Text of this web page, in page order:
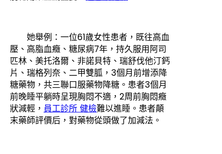
她舉例：一位61歲女性患者，既往高血
壓、高脂血癥、糖尿病7年，持久服用阿司
匹林、美托洛爾、非諾貝特、瑞舒伐他汀鈣
片、瑞格列奈、二甲雙胍，3個月前增添降
糖藥物，共三聯口服藥物降糖。患者3個月
前晚睡平躺時呈現胸悶不適，2周前胸悶癥
狀減輕， 員工診所 健檢難以進睡。患者顛
末藥師評價后，對藥物從頭做了加減法。